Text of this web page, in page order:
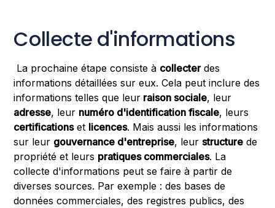
Collecte d'informations
La prochaine étape consiste à collecterdes
informations détaillées sur eux. Cela peut inclure des
informations telles que leur raison sociale, leur
adresse, leur numéro d'identification fiscale, leurs
certificationset licences. Mais aussi les informations
sur leur gouvernance d'entreprise, leurstructure de
propriété et leurs pratiques commerciales. La
collecte d'informations peut se faire à partir de
diverses sources. Par exemple : des bases de
données commerciales, des registres publics, des